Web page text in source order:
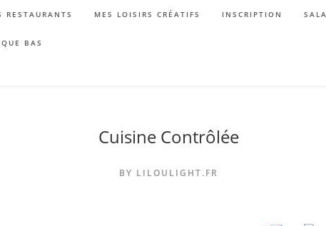
RESTAURANTS MES LOISIRS CRÉATIFS INSCRIPTION
BAS
Cuisine Contrôlée
BY LILOULIGHT.FR